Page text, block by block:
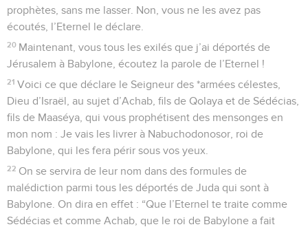
prophètes, sans me lasser. Non, vous ne les avez pas
écoutés, l’Eternel le déclare.
20 Maintenant, vous tous les exilés que j’ai déportés de
Jérusalem à Babylone, écoutez la parole de l’Eternel !
21 Voici ce que déclare le Seigneur des *armées célestes,
Dieu d’Israël, au sujet d’Achab, fils de Qolaya et de Sédécias,
fils de Maaséya, qui vous prophétisent des mensonges en
mon nom : Je vais les livrer à Nabuchodonosor, roi de
Babylone, qui les fera périr sous vos yeux.
22 On se servira de leur nom dans des formules de
malédiction parmi tous les déportés de Juda qui sont à
Babylone. On dira en effet : “Que l’Eternel te traite comme
Sédécias et comme Achab, que le roi de Babylone a fait